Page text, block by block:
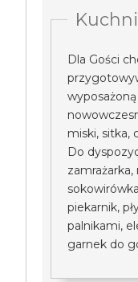
Dla Gości
miski, sitka,
Do
piekarnik,
palnikami,
garnek do